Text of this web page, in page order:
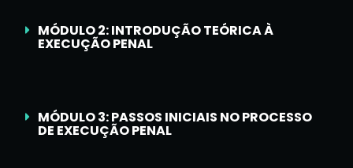
MÓDULO 2: INTRODUÇÃO TEÓRICA À
EXECUÇÃO PENAL
MÓDULO 3: PASSOS INICIAIS NO PROCESSO
DE EXECUÇÃO PENAL